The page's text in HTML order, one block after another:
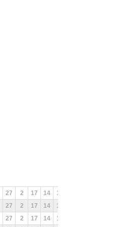
27 2 17 14 11
27 2 17 14 11
27 2 17 14 11